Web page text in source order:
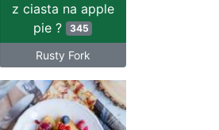
z ciasta na apple
pie ?
345
Rusty Fork